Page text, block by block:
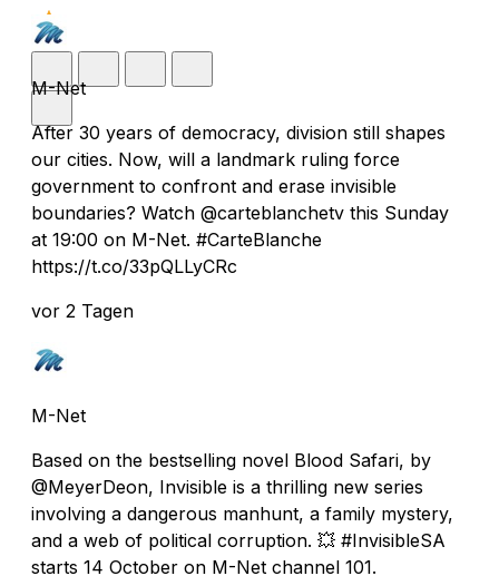
M-Net
After 30 years of democracy, division still shapes
our cities. Now, will a landmark ruling force
government to confront and erase invisible
boundaries? Watch @carteblanchetv this Sunday
at 19:00 on M-Net. #CarteBlanche
https://t.co/33pQLLyCRc
vor 2 Tagen
M-Net
Based on the bestselling novel Blood Safari, by
@MeyerDeon, Invisible is a thrilling new series
involving a dangerous manhunt, a family mystery,
and a web of political corruption. 💥 #InvisibleSA
starts 14 October on M-Net channel 101.